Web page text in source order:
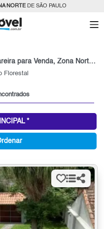
NORTEDE SÃO PAULO
Casa Térrea Horto Florestal com lareira para Venda, Zona Norte, SP
Florestal
*